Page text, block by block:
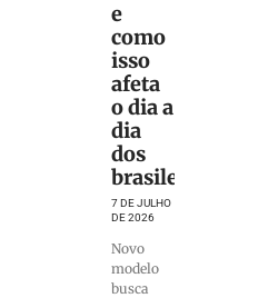
e
como
isso
afeta
o dia a
dia
dos
brasileiros
7 DE JULHO
DE 2026
Novo
modelo
busca